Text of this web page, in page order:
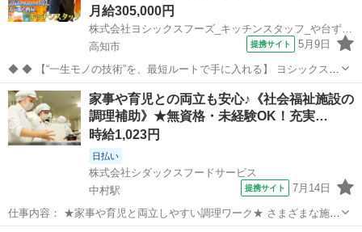
月給305,000円
株式会社ヨシックスフーズ_キッチンスタッフ_や台ずし堀詰帯屋町 (正社員)
高知市
提携サイト 5月9日
◆ ◆ 【“一生モノの技術”を、最短ルートで手に入れる】 ヨシックスフ
ーズが運営する寿司居酒屋「や台ずし」では、 鮮魚の一部を加工済み
の状態で仕入れることで仕込みの負担を大幅に削減しています。 入社
後は余計な工程に時間...
高知 高知市 キッチン
家事や育児との両立も安心♪《社会福祉施設の
調理補助》★無資格・未経験OK！充実…
時給1,023円
日払い
株式会社シダックスフードサービス
中村駅
提携サイト 7月14日
仕事内容： ★家事や育児と両立しやすい調理ワーク★ さまざまな施設
の食を支える 『シダックスフードサービス』では、 家事や育児と両立